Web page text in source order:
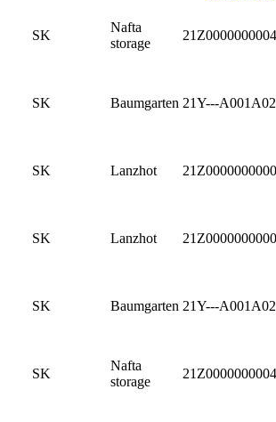
SK
Nafta
storage
SK Baumgarten 21Y---
SK Lanzhot
SK Lanzhot
SK Baumgarten 21Y---
SK
Nafta
storage